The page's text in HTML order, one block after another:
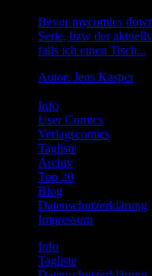
Bevor mycomics
Serie, bzw der
falls ich einen Tisch...
Autor: Jens Kasper
Info
User Comics
Verlagscomics
Tagliste
Archiv
Top 20
Blog
Datenschutzerklärung
Impressum
Info
Tagliste